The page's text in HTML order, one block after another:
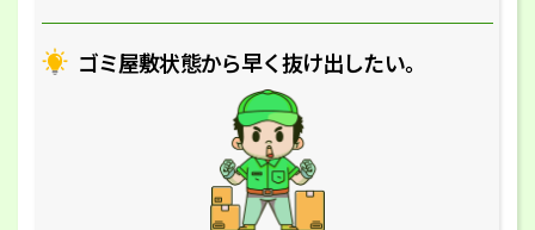
ゴミ屋敷状態から早く抜け出したい｡